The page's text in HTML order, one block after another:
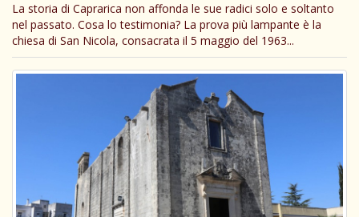
La storia di Caprarica non affonda le sue radici solo e soltanto
nel passato. Cosa lo testimonia? La prova più lampante è la
chiesa di San Nicola, consacrata il 5 maggio del 1963...